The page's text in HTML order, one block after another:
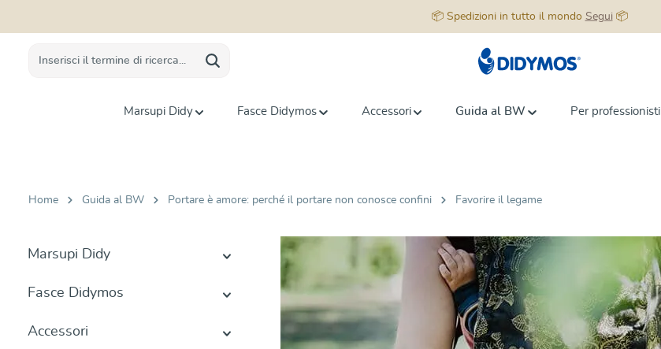
📦 Spedizioni in tutto il mondo Segui📦
Marsupi Didy Fasce Didymos Accessori Guida al BW Per professionisti
Home Guida al BW Portare è amore: perché il portare non conosce confini Favorire il legame
Marsupi Didy
Fasce Didymos
Accessori